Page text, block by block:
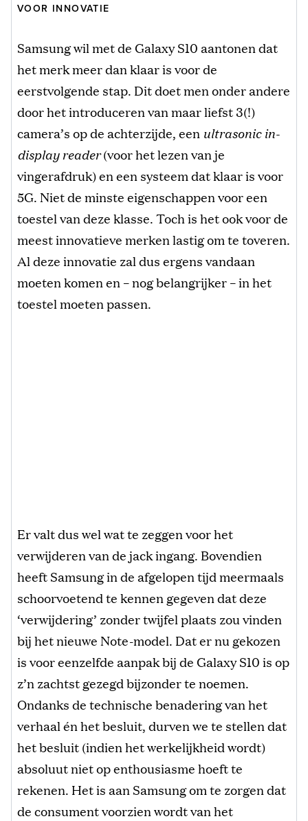
VOOR INNOVATIE
Samsung wil met de Galaxy S10 aantonen dat
het merk meer dan klaar is voor de
eerstvolgende stap. Dit doet men onder andere
door het introduceren van maar liefst 3(!)
camera’s op de achterzijde, een ultrasonic in-
display reader(voor het lezen van je
vingerafdruk) en een systeem dat klaar is voor
5G. Niet de minste eigenschappen voor een
toestel van deze klasse. Toch is het ook voor de
meest innovatieve merken lastig om te toveren.
Al deze innovatie zal dus ergens vandaan
moeten komen en – nog belangrijker – in het
toestel moeten passen.
Er valt dus wel wat te zeggen voor het
verwijderen van de jack ingang. Bovendien
heeft Samsung in de afgelopen tijd meermaals
schoorvoetend te kennen gegeven dat deze
‘verwijdering’ zonder twijfel plaats zou vinden
bij het nieuwe Note-model. Dat er nu gekozen
is voor eenzelfde aanpak bij de Galaxy S10 is op
z’n zachtst gezegd bijzonder te noemen.
Ondanks de technische benadering van het
verhaal én het besluit, durven we te stellen dat
het besluit (indien het werkelijkheid wordt)
absoluut niet op enthousiasme hoeft te
rekenen. Het is aan Samsung om te zorgen dat
de consument voorzien wordt van het